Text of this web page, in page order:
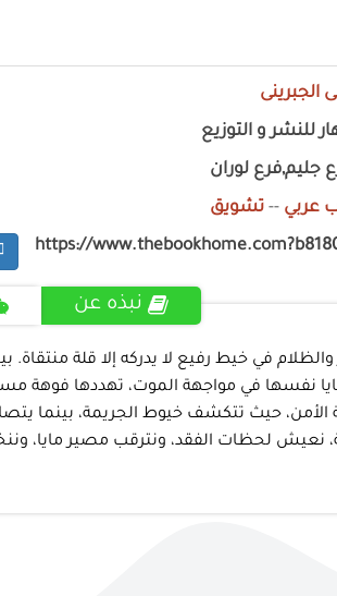
الجبرينى
للنشر و التوزيع
جليم,فرع لوران
عربي -- تشويق
https://
نبذه عن
في خيط رفيع لا يدركه إلا قلة
نفسها في مواجهة الموت، تهددها فوهة
الأمن، حيث تتكشف خيوط الجريمة،
نعيش لحظات الفقد، ونترقب مصير مايا،